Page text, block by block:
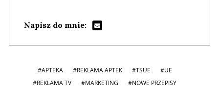
Napisz do mnie:
#APTEKA #REKLAMA APTEK #TSUE
#UE
#REKLAMA TV
#MARKETING #NOWE PRZEPISY